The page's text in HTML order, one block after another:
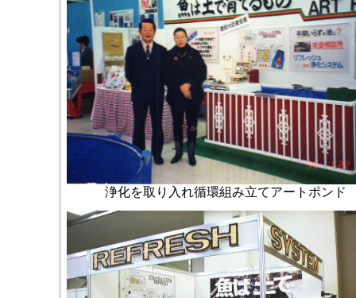
浄化を取り入れ循環組み立てアートポンド